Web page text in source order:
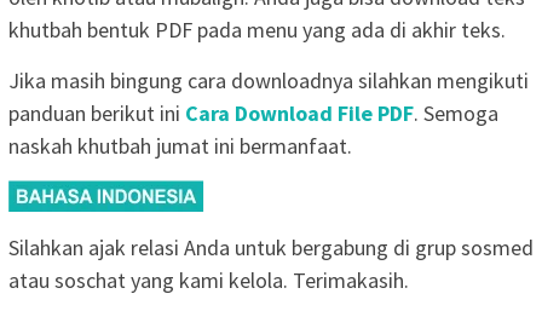
khutbah bentuk PDF pada menu yang ada di akhir teks.
Jika masih bingung cara downloadnya silahkan mengikuti
panduan berikut ini Cara Download File PDF. Semoga
naskah khutbah jumat ini bermanfaat.
Silahkan ajak relasi Anda untuk bergabung di grup sosmed
atau soschat yang kami kelola. Terimakasih.